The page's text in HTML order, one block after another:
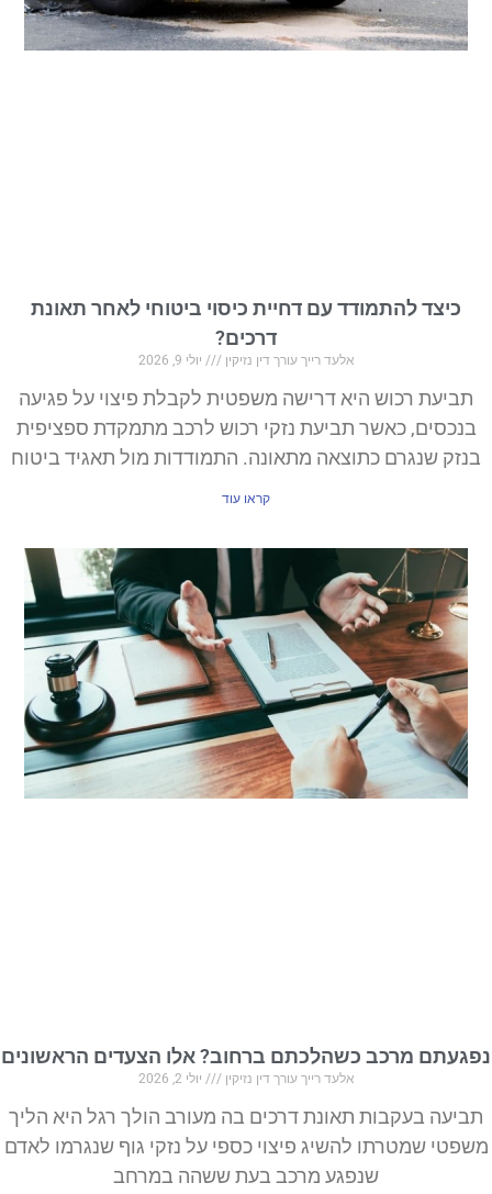
כיצד להתמודד עם דחיית כיסוי ביטוחי לאחר תאונת
דרכים?
אלעד רייך עורך דין נזיקין יולי 9, 2026
תביעת רכוש היא דרישה משפטית לקבלת פיצוי על פגיעה
בנכסים, כאשר תביעת נזקי רכוש לרכב מתמקדת ספציפית
בנזק שנגרם כתוצאה מתאונה. התמודדות מול תאגיד ביטוח
קראו עוד
נפגעתם מרכב כשהלכתם ברחוב? אלו הצעדים הראשונים
אלעד רייך עורך דין נזיקין יולי 2, 2026
תביעה בעקבות תאונת דרכים בה מעורב הולך רגל היא הליך
משפטי שמטרתו להשיג פיצוי כספי על נזקי גוף שנגרמו לאדם
שנפגע מרכב בעת ששהה במרחב